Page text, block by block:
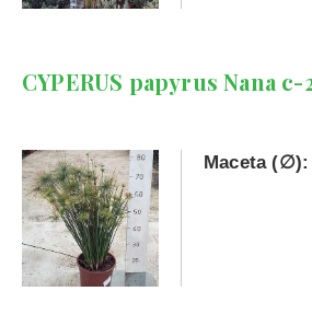
CYPERUS papyrus Nana c-
Maceta (∅):